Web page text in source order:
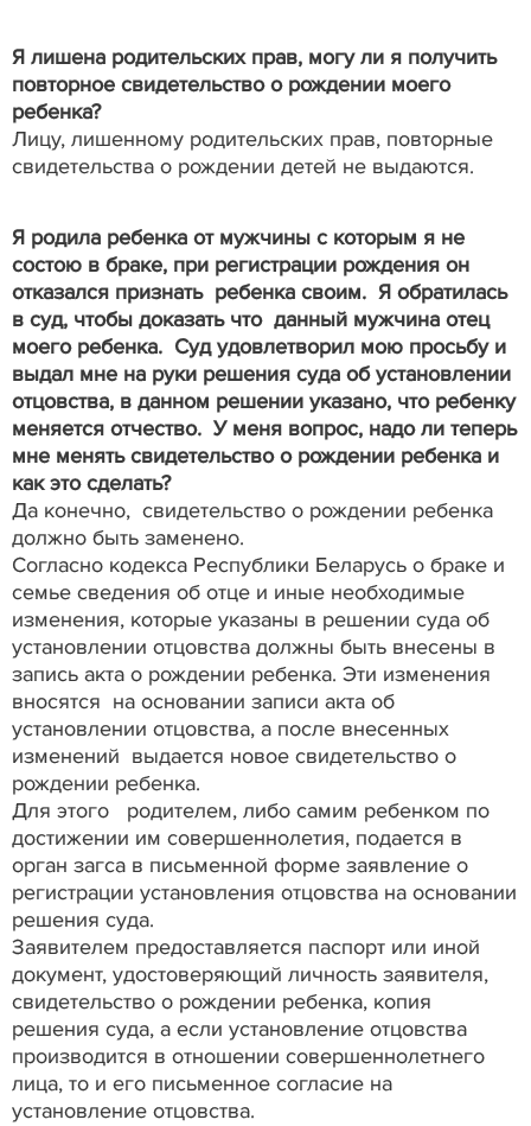
Я лишена родительских прав, могу ли я получить
повторное свидетельство о рождении моего
ребенка?
Лицу, лишенному родительских прав, повторные
свидетельства о рождении детей не выдаются.
Я родила ребенка от мужчины с которым я не
состою в браке, при регистрации рождения он
отказался признать ребенка своим. Я обратилась
в суд, чтобы доказать что данный мужчина отец
моего ребенка. Суд удовлетворил мою просьбу и
выдал мне на руки решения суда об установлении
отцовства, в данном решении указано, что ребенку
меняется отчество. У меня вопрос, надо ли теперь
мне менять свидетельство о рождении ребенка и
как это сделать?
Да конечно, свидетельство о рождении ребенка
должно быть заменено.
Согласно кодекса Республики Беларусь о браке и
семье сведения об отце и иные необходимые
изменения, которые указаны в решении суда об
установлении отцовства должны быть внесены в
запись акта о рождении ребенка. Эти изменения
вносятся на основании записи акта об
установлении отцовства, а после внесенных
изменений выдается новое свидетельство о
рождении ребенка.
Для этого родителем, либо самим ребенком по
достижении им совершеннолетия, подается в
орган загса в письменной форме заявление о
регистрации установления отцовства на основании
решения суда.
Заявителем предоставляется паспорт или иной
документ, удостоверяющий личность заявителя,
свидетельство о рождении ребенка, копия
решения суда, а если установление отцовства
производится в отношении совершеннолетнего
лица, то и его письменное согласие на
установление отцовства.